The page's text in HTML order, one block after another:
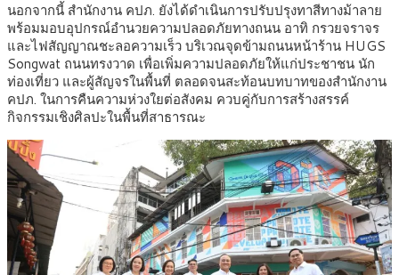
นอกจากนี้ สำนักงาน คปภ. ยังได้ดำเนินการปรับปรุงทาสีทางม้าลาย
พร้อมมอบอุปกรณ์อำนวยความปลอดภัยทางถนน อาทิ กรวยจราจร
และไฟสัญญาณชะลอความเร็ว บริเวณจุดข้ามถนนหน้าร้าน HUGS
Songwat ถนนทรงวาด เพื่อเพิ่มความปลอดภัยให้แก่ประชาชน นัก
ท่องเที่ยว และผู้สัญจรในพื้นที่ ตลอดจนสะท้อนบทบาทของสำนักงาน
คปภ. ในการคืนความห่วงใยต่อสังคม ควบคู่กับการสร้างสรรค์
กิจกรรมเชิงศิลปะในพื้นที่สาธารณะ